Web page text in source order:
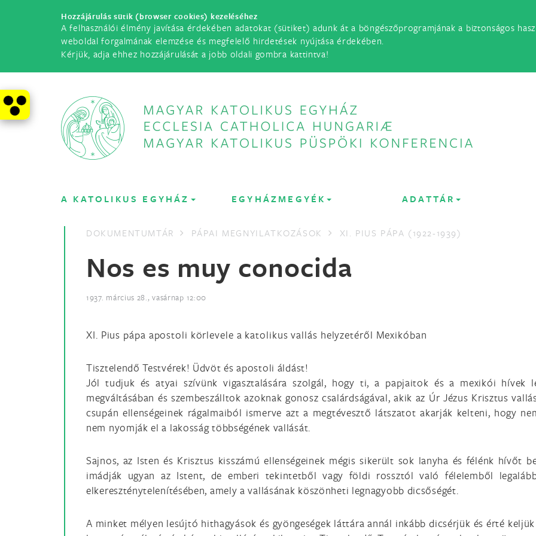
Hozzájárulás sütik (browser cookies) kezeléséhez
A felhasználói élmény javítása érdekében adatokat (sütiket) adunk át a böngészőprogramjának a biztonságos
weboldal forgalmának elemzése és megfelelő hirdetések nyújtása érdekében.
Kérjük, adja ehhez hozzájárulását a jobb oldali gombra kattintva!
A KATOLIKUS EGYHÁZ EGYHÁZMEGYÉK ADATTÁR
DOKUMENTUMTÁR PÁPAI MEGNYILATKOZÁSOK XI. PIUS PÁPA (1922-1939)
Nos es muy conocida
1937. március 28., vasárnap 12:00
XI. Pius pápa apostoli körlevele a katolikus vallás helyzetéről Mexikóban
Tisztelendő Testvérek! Üdvöt és apostoli áldást!
Jól tudjuk és atyai szívünk vigasztalására szolgál, hogy ti, a papjaitok és a mexikói hívek
megváltásában és szembeszálltok azoknak gonosz csalárdságával, akik az Úr Jézus Krisztus
csupán ellenségeinek rágalmaiból ismerve azt a megtévesztő látszatot akarják kelteni, hogy
nem nyomják el a lakosság többségének vallását.
Sajnos, az Isten és Krisztus kisszámú ellenségeinek mégis sikerült sok lanyha és félénk hívőt
imádják ugyan az Istent, de emberi tekintetből vagy földi rossztól való félelemből
elkereszténytelenítésében, amely a vallásának köszönheti legnagyobb dicsőségét.
A minket mélyen lesújtó hithagyások és gyöngeségek láttára annál inkább dicsérjük és érté